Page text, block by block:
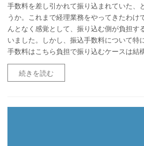
手数料を差し引かれて振り込まれていた、
うか。これまで経理業務をやってきたわけ
んとなく感覚として、振り込む側が負担す
いました。しかし、振込手数料について特
手数料はこちら負担で振り込むケースは結
続きを読む